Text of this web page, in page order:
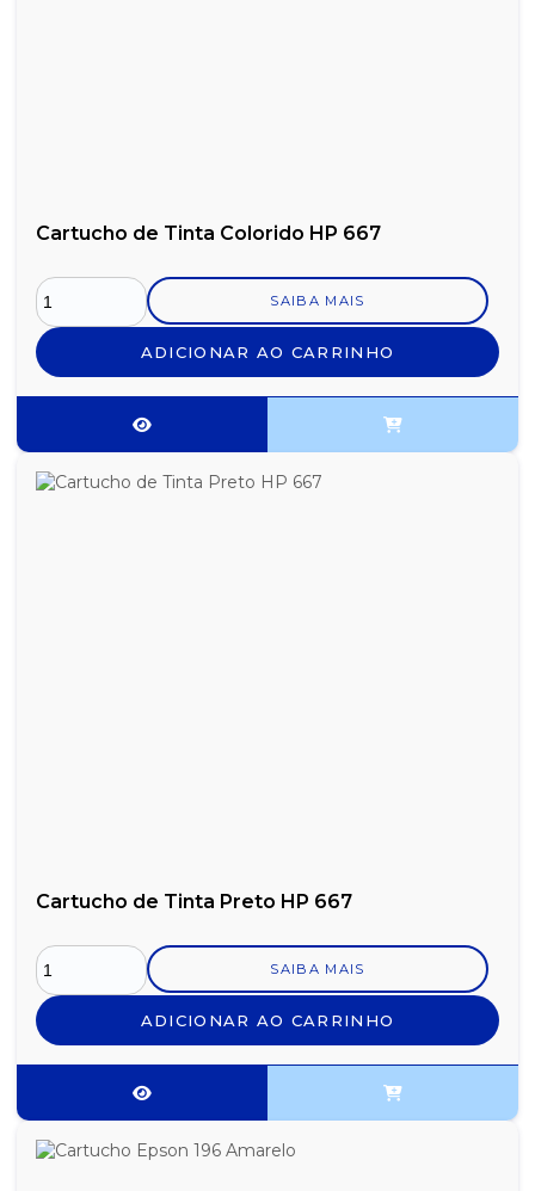
Cartucho de Tinta Colorido HP 667
SAIBA MAIS
ADICIONAR AO CARRINHO
Cartucho de Tinta Preto HP 667
SAIBA MAIS
ADICIONAR AO CARRINHO